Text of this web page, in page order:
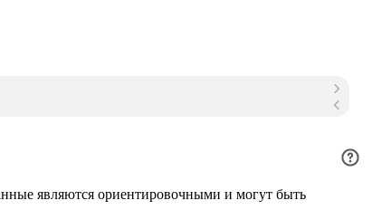
являются ориентировочными и могут быть